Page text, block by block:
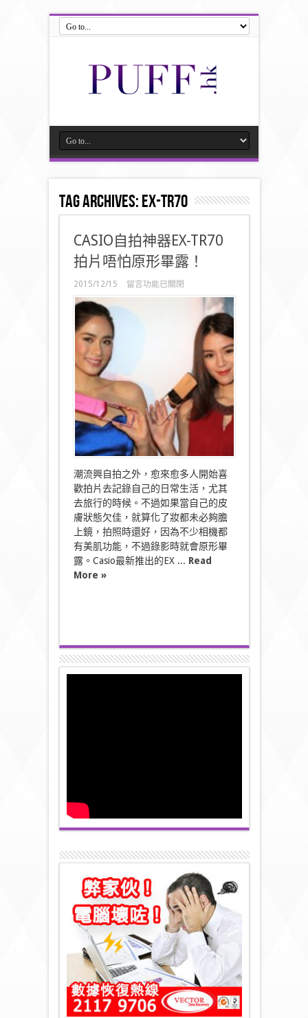
Tag Archives:EX-TR70
CASIO自拍神器EX-TR70
拍片唔怕原形畢露！
2015/12/15
在
〈CASIO
片
怕
原
形
畢
露！〉
留言功能已關閉
潮流興自拍之外，愈來愈多人開始喜
歡拍片去記錄自己的日常生活，尤其
去旅行的時候。不過如果當自己的皮
膚狀態欠佳，就算化了妝都未必夠膽
上鏡，拍照時還好，因為不少相機都
有美肌功能，不過錄影時就會原形畢
露。Casio最新推出的EX ... Read
More »